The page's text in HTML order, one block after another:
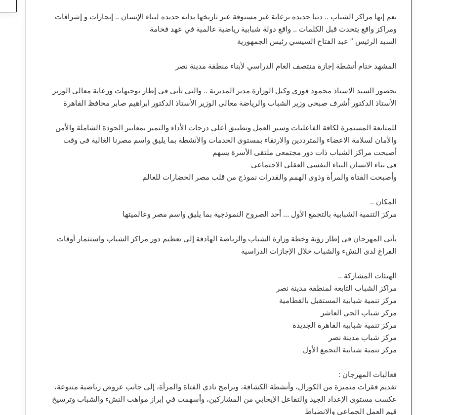
نعم إنها مراكز الشباب .. دنيا جديده برعاية غير مسبوقة عبر تاريخها بدايه جديده لبناء الإنسان .. إنجازات و إشراقات
ومراكز واقع يتحدث قبل الكلمات .. واقع دولة شبابية رياضية عالمية في عهد فخامة
السيد الرئيس ” عبد الفتاح السيسي رئيس الجمهورية
المشهد ختام أنشطة إجازة منتصف العام الدراسي لأبناء منطقة مدينة نصر
بحضور السيد الاستاذ محمود فوزى وكيل الوزارة مدير المديرية .. والتى تأتى فى إطار توجيهات ورعاية معالى الوزير
الأستاذ الدكتور أشرف صبحى وزير الشباب والرياضة معالى الوزير الأستاذ الدكتور ابراهيم صابر محافظ القاهرة
للمتابعة المستمرة لكافة الفاعليات وسير العمل وتطبيق أعلى درجات الأداء والتميز بمعايير الجودة الشاملة والأمن
والأمان لسلامة الاعضاء والمترددين والارتقاء بمستوى الخدمات والأنشطة بما يليق واسم مصرنا الغالية فى وقت
أصبحت مراكز الشباب ذات دور مجتمعى ملتقى الأسرة يسهم
فى بناء الانسان البناء النفسى العقلى الاجتماعى
وأصبحت الفتاة والمرأة وذوى الهمم والقدرات نموذج من قلب مصر الحضارات للعالم
المكان ..
مركز التنمية الشبابية بالتجمع الأول … أحد الصروح النموذجية بما يليق واسم مصر وعالميتها
يأتي المهرجان فى إطار رؤية وخطة وزارة الشباب والرياضة الهادفة إلى تعظيم دور مراكز الشباب واستثمار أوقات
الفراغ لدى النشء والشباب خلال الإجازات الدراسية
الهيئات المشاركة ..
مراكز الشباب التابعة لمنطقة مدينة نصر
مركز تنمية شبابية المستقبل بالقطامية
مركز شباب الحي العاشر
مركز تنمية شبابية القاهرة الجديدة
مركز شباب مدينة نصر
مركز تنمية شبابية التجمع الأول
فعاليات المهرجان :
تقديم فقرات متميزة من الكورال، وأنشطة الكشافة، وبرامج نادي الفتاة والمرأة، إلى جانب عروض رياضية متنوعة،
عكست مستوى الإعداد الجيد والتفاعل الإيجابي من المشاركين، وأسهمت في إبراز مواهب النشء والشباب وترسيخ
قيم العمل الجماعي والانضباط